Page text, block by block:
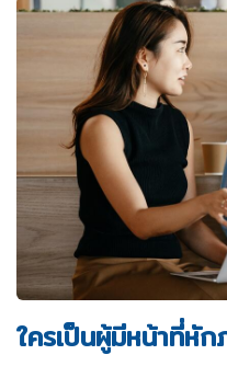
ใครเป็นผู้มีหน้าที่หั